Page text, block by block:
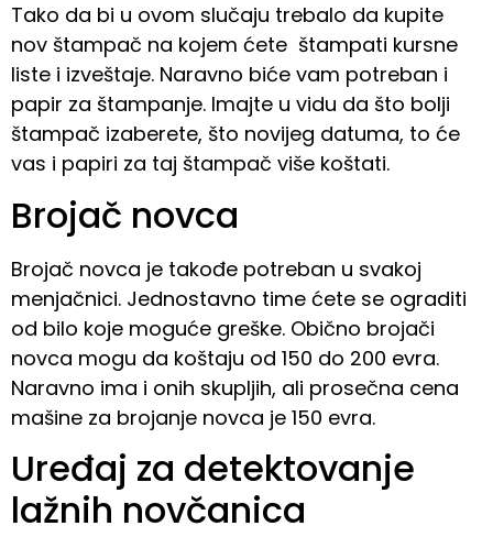
Tako da bi u ovom slučaju trebalo da kupite
nov štampač na kojem ćete štampati kursne
liste i izveštaje. Naravno biće vam potreban i
papir za štampanje. Imajte u vidu da što bolji
štampač izaberete, što novijeg datuma, to će
vas i papiri za taj štampač više koštati.
Brojač novca
Brojač novca je takođe potreban u svakoj
menjačnici. Jednostavno time ćete se ograditi
od bilo koje moguće greške. Obično brojači
novca mogu da koštaju od 150 do 200 evra.
Naravno ima i onih skupljih, ali prosečna cena
mašine za brojanje novca je 150 evra.
Uređaj za detektovanje
lažnih novčanica